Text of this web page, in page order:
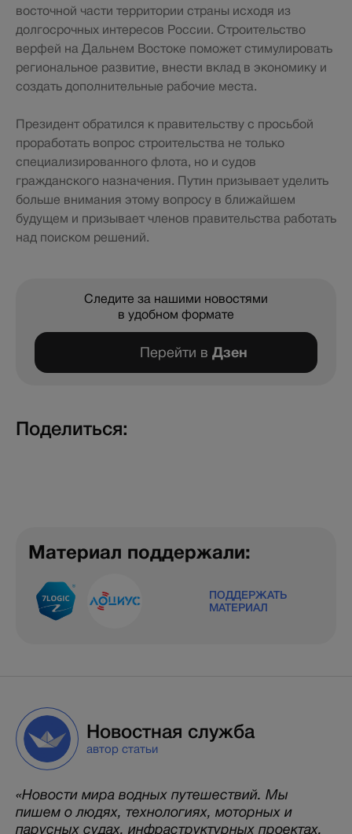
восточной части территории страны исходя из
долгосрочных интересов России. Строительство
верфей на Дальнем Востоке поможет стимулировать
региональное развитие, внести вклад в экономику и
создать дополнительные рабочие места.
Президент обратился к правительству с просьбой
проработать вопрос строительства не только
специализированного флота, но и судов
гражданского назначения. Путин призывает уделить
больше внимания этому вопросу в ближайшем
будущем и призывает членов правительства работать
над поиском решений.
Следите за нашими новостями
в удобном формате
Перейти в Дзен
Поделиться:
Материал поддержали:
ПОДДЕРЖАТЬ
МАТЕРИАЛ
Новостная служба
автор статьи
«Новости мира водных путешествий. Мы
пишем о людях, технологиях, моторных и
парусных судах, инфраструктурных проектах,